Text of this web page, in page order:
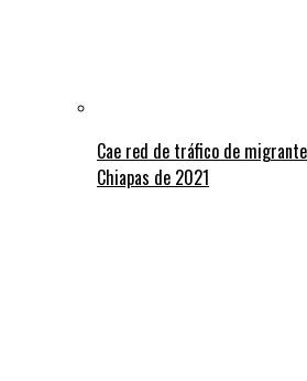
Cae red de tráfico de
Chiapas de 2021